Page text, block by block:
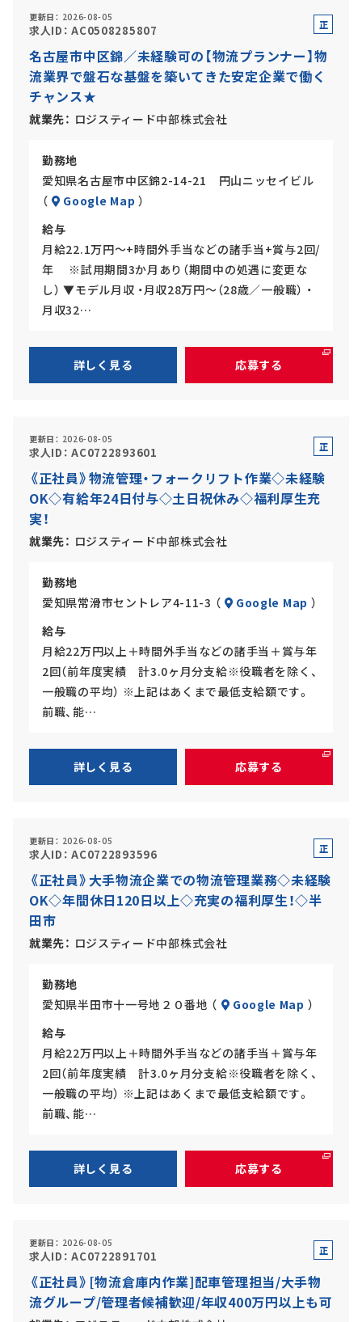
更新日 2026-08-05
求人ID AC0508285807
正
員
名古屋市中区錦／未経験可の【物流プランナー】物
流業界で盤石な基盤を築いてきた安定企業で働く
チャンス★
就業先 ロジスティード中部株式会社
勤務地
愛知県名古屋市中区錦2-14-21 円山ニッセイビル
（
Google Map ）
給与
月給22.1万円～+時間外手当などの諸手当+賞与2回/
年 ※試用期間3か月あり（期間中の処遇に変更な
し） ▼モデル月収 ・月収28万円～（28歳／一般職） ・
月収32…
詳しく見る 応募する
更新日 2026-08-05
求人ID AC0722893601
正
員
《正社員》物流管理・フォークリフト作業◇未経験
OK◇有給年24日付与◇土日祝休み◇福利厚生充
実！
就業先 ロジスティード中部株式会社
勤務地
愛知県常滑市セントレア4-11-3 （
Google Map ）
給与
月給22万円以上＋時間外手当などの諸手当＋賞与年
2回（前年度実績 計3.0ヶ月分支給※役職者を除く、
一般職の平均） ※上記はあくまで最低支給額です。
前職、能…
詳しく見る 応募する
更新日 2026-08-05
求人ID AC0722893596
正
員
《正社員》大手物流企業での物流管理業務◇未経験
OK◇年間休日120日以上◇充実の福利厚生！◇半
田市
就業先 ロジスティード中部株式会社
勤務地
愛知県半田市十一号地２０番地 （
Google Map ）
給与
月給22万円以上＋時間外手当などの諸手当＋賞与年
2回（前年度実績 計3.0ヶ月分支給※役職者を除く、
一般職の平均） ※上記はあくまで最低支給額です。
前職、能…
詳しく見る 応募する
更新日 2026-08-05
求人ID AC0722891701
正
員
《正社員》[物流倉庫内作業]配車管理担当/大手物
流グループ/管理者候補歓迎/年収400万円以上も可